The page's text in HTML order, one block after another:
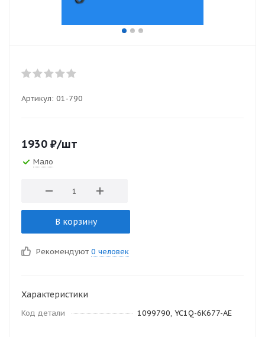
Артикул: 01-790
1930 ₽/шт
Мало
В корзину
Рекомендуют 0 человек
Характеристики
Код детали 1099790, YC1Q-6K677-AE